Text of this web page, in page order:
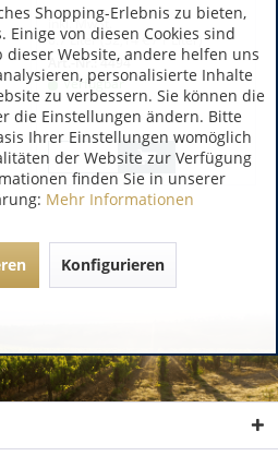
inkl. MwSt.
0.7 Liter(52,14 € / 1 Liter)
Art.-Nr.:4494
Verfügbar
Shopping-Erlebnis zu bieten,
Einige von diesen Cookies sind
Website, andere helfen uns
personalisierte Inhalte
zu verbessern. Sie können die
die Einstellungen ändern. Bitte
Ihrer Einstellungen womöglich
der Website zur Verfügung
finden Sie in unserer
Mehr Informationen
Konfigurieren